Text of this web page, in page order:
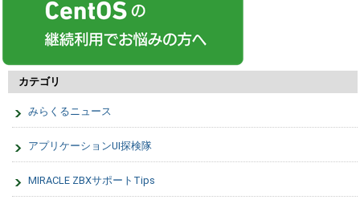
カテゴリ
みらくるニュース
アプリケーションUI探検隊
MIRACLE ZBXサポートTips